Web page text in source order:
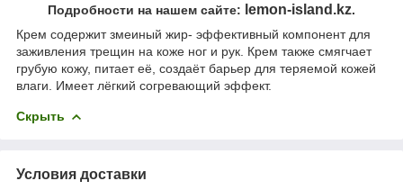
Подробности на нашем сайте: lemon-island.kz.
Крем содержит змеиный жир- эффективный компонент для
заживления трещин на коже ног и рук. Крем также смягчает
грубую кожу, питает её, создаёт барьер для теряемой кожей
влаги. Имеет лёгкий согревающий эффект.
Скрыть
Условия доставки